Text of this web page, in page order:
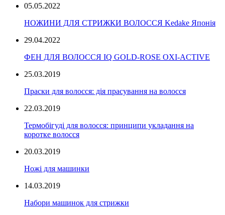
05.05.2022
НОЖИНИ ДЛЯ СТРИЖКИ ВОЛОССЯ Kedake Японія
29.04.2022
ФЕН ДЛЯ ВОЛОССЯ IQ GOLD-ROSE OXI-ACTIVE
25.03.2019
Праски для волосся: дія прасування на волосся
22.03.2019
Термобігуді для волосся: принципи укладання на
коротке волосся
20.03.2019
Ножі для машинки
14.03.2019
Набори машинок для стрижки